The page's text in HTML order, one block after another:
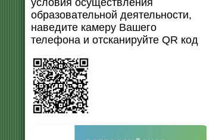
условия осуществления
образовательной деятельности,
наведите камеру Вашего
телефона и отсканируйте QR код